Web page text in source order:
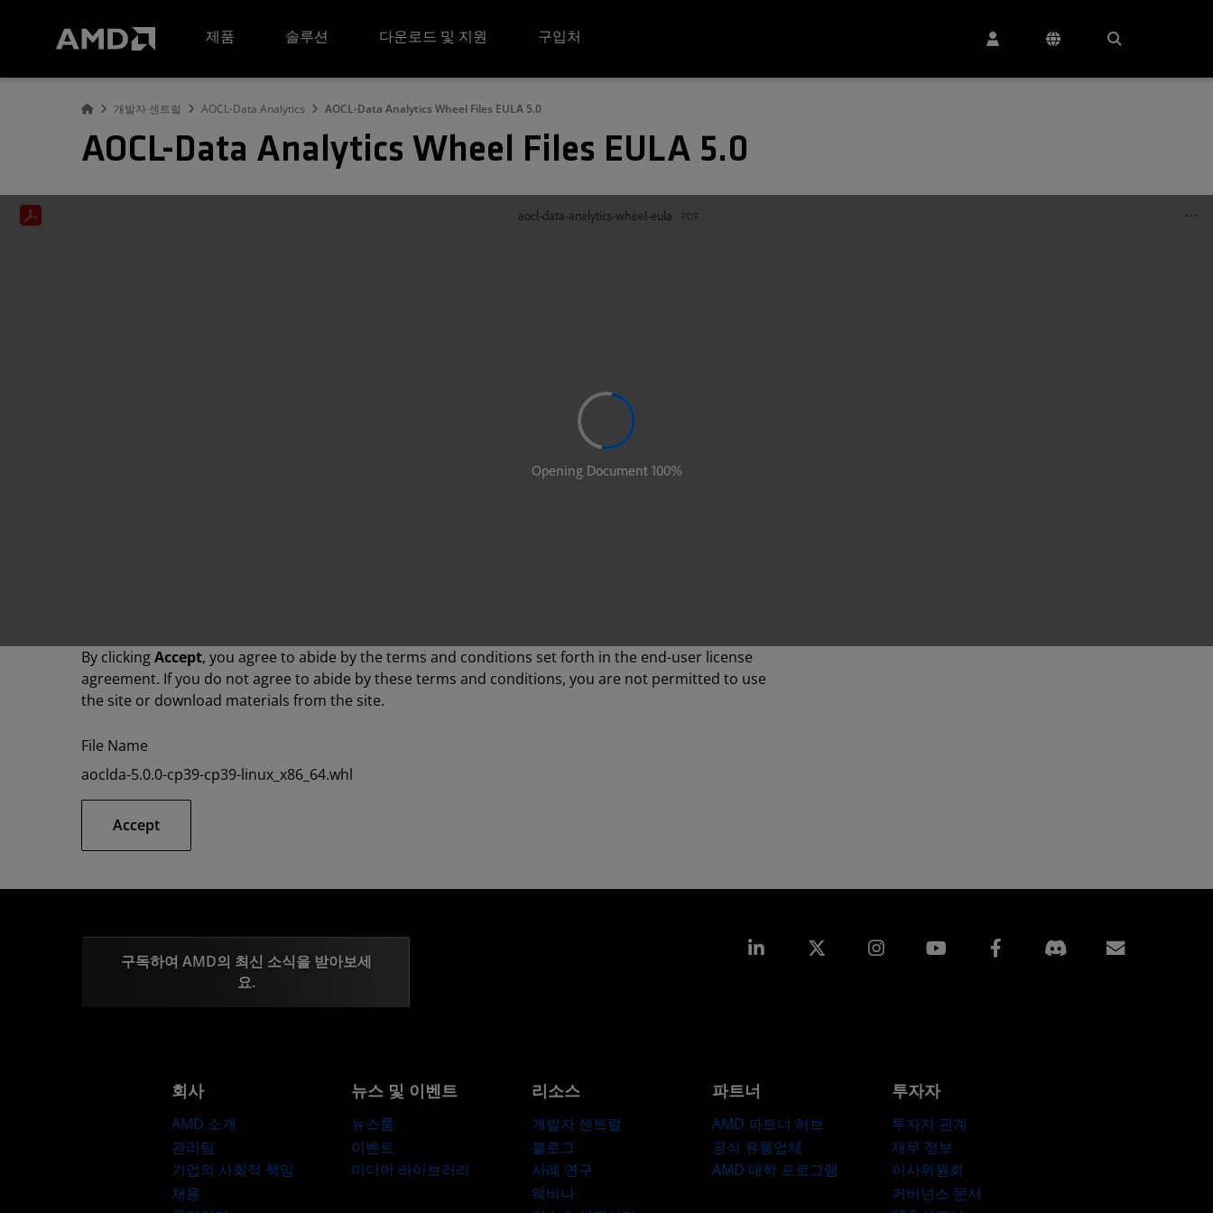
제품
솔루션 다운로드 및 지원 구입처
개발자 센트럴 AOCL-Data Analytics AOCL-Data Analytics Wheel Files EULA 5.0
AOCL-Data Analytics Wheel Files EULA 5.0
By clickingAccept, you agree to abide by the terms and conditions set forth in the end-user license
agreement. If you do not agree to abide by these terms and conditions, you are not permitted to use
the site or download materials from the site.
File Name
aoclda-5.0.0-cp39-cp39-linux_x86_64.whl
Accept
구독하여 AMD의 최신 소식을 받아보세
요.
Linkedin Instagram Facebook
회사
AMD 소개
관리팀
기업의 사회적 책임
채용
뉴스 및 이벤트
뉴스룸
이벤트
미디어 라이브러리
리소스
개발자 센트럴
블로그
사례 연구
웨비나
파트너
AMD 파트너 허브
공식 유통업체
AMD 대학 프로그램
투자자
투자자 관계
재무 정보
이사위원회
거버넌스 문서